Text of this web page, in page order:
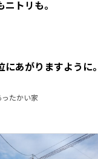
ニトリも。
にあがりますように。
ったかい家